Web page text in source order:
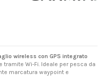
wireless con GPS integrato
Wi-Fi. Ideale per pesca da
marcatura waypoint e